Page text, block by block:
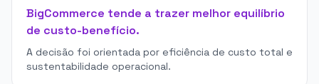
BigCommerce tende a trazer melhor equilíbrio
de custo-benefício.
A decisão foi orientada por eficiência de custo total e
sustentabilidade operacional.